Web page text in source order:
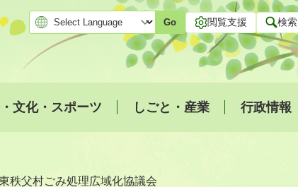
Go 閲覧支援 検索
文化・スポーツ しごと・産業 行政情報
秩父村ごみ処理広域化協議会